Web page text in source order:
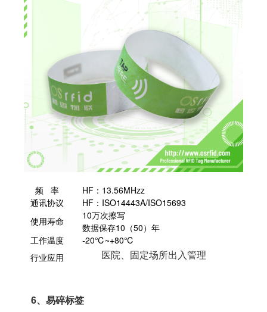
频 率
HF：13.56MHzz
通讯协议
HF：ISO14443A/ISO15693
使用寿命
10万次擦写
数据保存10（50）年
工作温度
-20℃~+80℃
行业应用
医院、固定场所出入管理
6、易碎标签